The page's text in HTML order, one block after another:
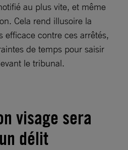
au plus vite, et même
Cela rend illusoire la
efficace contre ces arrêtés,
de temps pour saisir
le tribunal.
visage sera
délit